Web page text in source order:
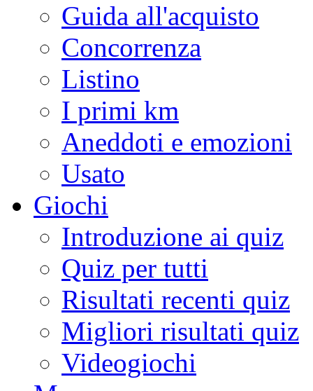
Guida all'acquisto
Concorrenza
Listino
I primi km
Aneddoti e emozioni
Usato
Giochi
Introduzione ai quiz
Quiz per tutti
Risultati recenti quiz
Migliori risultati quiz
Videogiochi